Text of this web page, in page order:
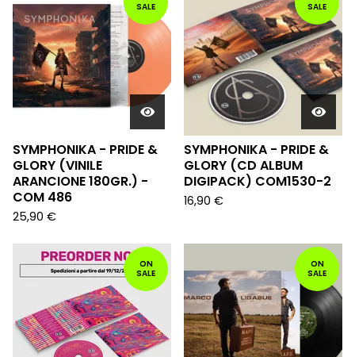
SALE
SYMPHONIKA - PRIDE &
GLORY (VINILE
ARANCIONE 180GR.) -
COM 486
25,90 €
SALE
SYMPHONIKA - PRIDE &
GLORY (CD ALBUM
DIGIPACK) COM1530-2
16,90 €
ON
SALE
ON
SALE